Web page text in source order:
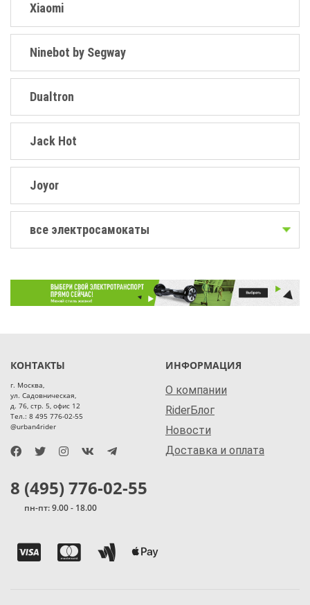
Xiaomi
Ninebot by Segway
Dualtron
Jack Hot
Joyor
все электросамокаты
КОНТАКТЫ
г. Москва,
ул. Садовническая,
д. 76, стр. 5, офис 12
Тел.: 8 495 776-02-55
@urban4rider
ИНФОРМАЦИЯ
О компании
RiderБлог
Новости
Доставка и оплата
8 (495) 776-02-55
пн-пт: 9.00 - 18.00